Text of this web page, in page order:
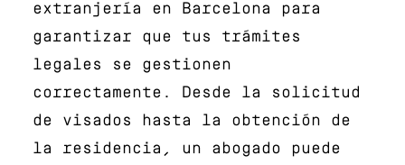
extranjería en Barcelona para
garantizar que tus trámites
legales se gestionen
correctamente. Desde la solicitud
de visados hasta la obtención de
la residencia, un abogado puede